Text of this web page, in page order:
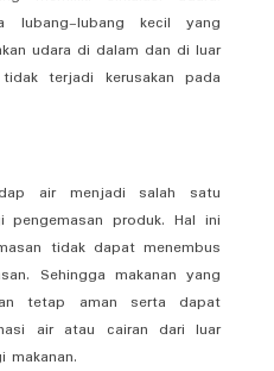
lubang-lubang kecil yang
udara di dalam dan di luar
terjadi kerusakan pada
air menjadi salah satu
produk. Hal ini
tidak dapat menembus
Sehingga makanan yang
tetap aman serta dapat
air atau cairan dari luar
makanan.